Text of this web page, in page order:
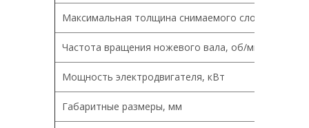
Максимальная толщина снимаемого слоя, мм
Частота вращения ножевого вала, об/мин
Мощность электродвигателя, кВт
Габаритные размеры, мм